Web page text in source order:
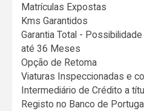
Matrículas Expostas
Kms Garantidos
Garantia Total -
até 36 Meses
Opção de Retoma
Viaturas Inspeccionadas e
Intermediário de Crédito a
Registo no Banco de